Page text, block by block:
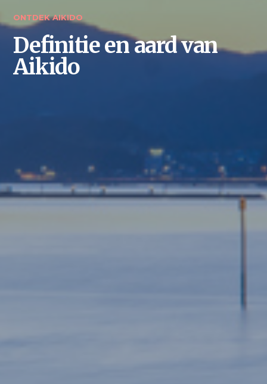
ONTDEK AIKIDO
Definitie en aard van
Aikido